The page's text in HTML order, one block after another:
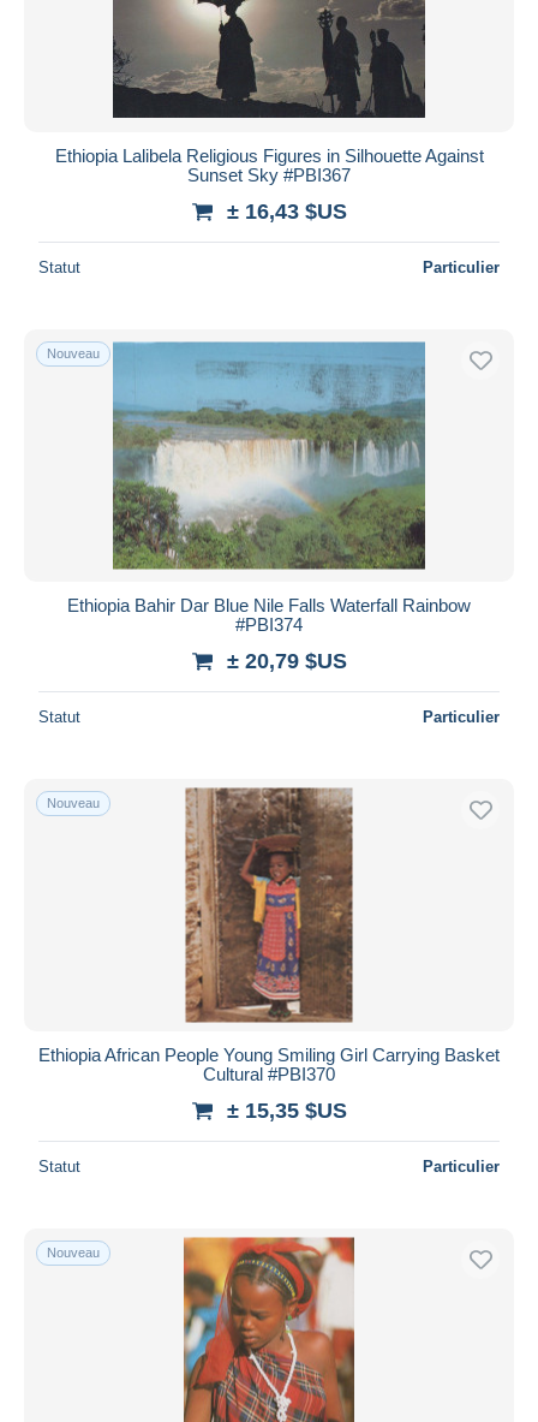
Ethiopia Lalibela Religious Figures in Silhouette Against
Sunset Sky #PBI367
± 16,43 $US
Statut Particulier
Nouveau
Ethiopia Bahir Dar Blue Nile Falls Waterfall Rainbow
#PBI374
± 20,79 $US
Statut Particulier
Nouveau
Ethiopia African People Young Smiling Girl Carrying Basket
Cultural #PBI370
± 15,35 $US
Statut Particulier
Nouveau